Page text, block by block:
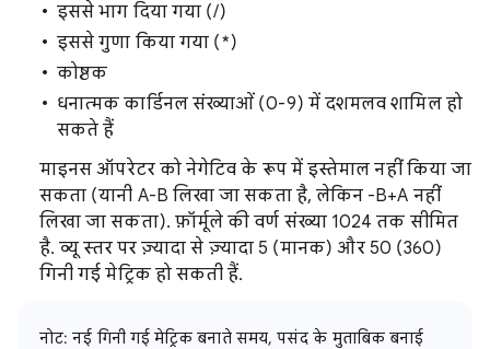
इससे भाग दिया गया (/)
इससे गुणा किया गया (*)
कोष्ठक
धनात्मक कार्डिनल संख्याओं (0-9) में दशमलव शामिल हो
सकते हैं
माइनस ऑपरेटर को नेगेटिव के रूप में इस्तेमाल नहीं किया जा
सकता (यानी A-B लिखा जा सकता है, लेकिन -B+A नहीं
लिखा जा सकता). फ़ॉर्मूले की वर्ण संख्या 1024 तक सीमित
है. व्यू स्तर पर ज़्यादा से ज़्यादा 5 (मानक) और 50 (360)
गिनी गई मेट्रिक हो सकती हैं.
नोट: नई गिनी गई मेट्रिक बनाते समय, पसंद के मुताबिक बनाई